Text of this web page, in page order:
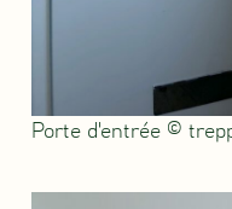
Porte d'entrée ©